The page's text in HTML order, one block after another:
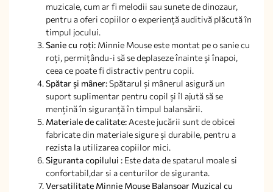
muzicale, cum ar fi melodii sau sunete de dinozaur,
pentru a oferi copiilor o experiență auditivă plăcută în
timpul jocului.
Sanie cu roți: Minnie Mouse este montat pe o sanie cu
roți, permițându-i să se deplaseze înainte și înapoi,
ceea ce poate fi distractiv pentru copii.
Spătar și mâner:Spătarul și mânerul asigură un
suport suplimentar pentru copil și îl ajută să se
mențină în siguranță în timpul balansării.
Materiale de calitate: Aceste jucării sunt de obicei
fabricate din materiale sigure și durabile, pentru a
rezista la utilizarea copiilor mici.
Siguranta copilului : Este data de spatarul moale si
confortabil,dar si a centurilor de siguranta.
Versatilitate Minnie Mouse Balansoar Muzical cu